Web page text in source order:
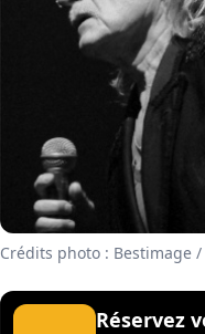
Crédits photo : Bestimage /
Réservez